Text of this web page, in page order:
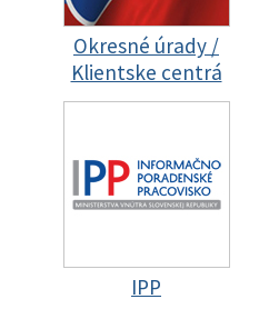
Okresné úrady /
Klientske centrá
IPP